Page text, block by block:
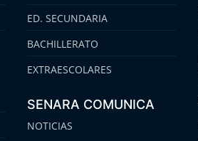
ED. SECUNDARIA
BACHILLERATO
EXTRAESCOLARES
SENARA COMUNICA
NOTICIAS